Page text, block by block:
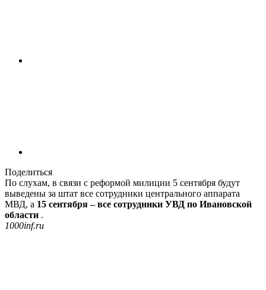
Поделиться
По слухам, в связи с реформой милиции 5 сентября будут
выведены за штат все сотрудники центрального аппарата
МВД, а 15 сентября – все сотрудники УВД по Ивановской
области .
1000inf.ru